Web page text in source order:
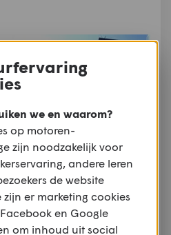
we en waarom?
op motoren-
zijn noodzakelijk voor
andere leren
de website
zijn er marketing cookies
en Google
om inhoud uit social